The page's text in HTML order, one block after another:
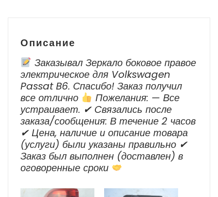
Описание
Заказывал Зеркало боковое правое
электрическое для Volkswagen
Passat B6. Спасибо! Заказ получил
все отлично
Пожелания: — Все
устраивает. ✔ Cвязались после
заказа/сообщения: В течение 2 часов
✔ Цена, наличие и описание товара
(услуги) были указаны правильно ✔
Заказ был выполнен (доставлен) в
оговоренные сроки